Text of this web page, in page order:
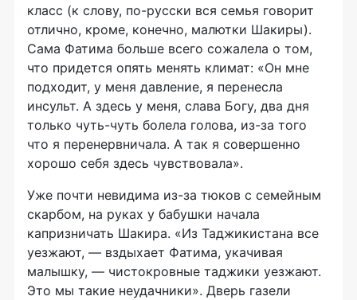
класс (к слову, по-русски вся семья говорит
отлично, кроме, конечно, малютки Шакиры).
Сама Фатима больше всего сожалела о том,
что придется опять менять климат: «Он мне
подходит, у меня давление, я перенесла
инсульт. А здесь у меня, слава Богу, два дня
только чуть-чуть болела голова, из-за того
что я перенервничала. А так я совершенно
хорошо себя здесь чувствовала».
Уже почти невидима из-за тюков с семейным
скарбом, на руках у бабушки начала
капризничать Шакира. «Из Таджикистана все
уезжают, — вздыхает Фатима, укачивая
малышку, — чистокровные таджики уезжают.
Это мы такие неудачники». Дверь газели